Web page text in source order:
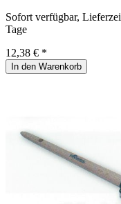
Sofort verfügbar,
Tage
12,38 € *
In den Warenkorb